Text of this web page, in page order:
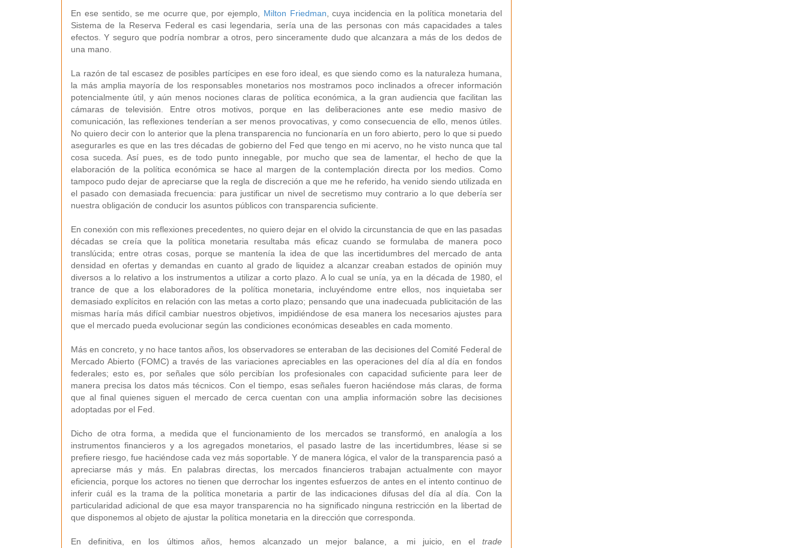
En ese sentido, se me ocurre que, por ejemplo, Milton Friedman , cuya incidencia en la política monetaria del
Sistema de la Reserva Federal es casi legendaria, sería una de las personas con más capacidades a tales
efectos. Y seguro que podría nombrar a otros, pero sinceramente dudo que alcanzara a más de los dedos de
una mano.
La razón de tal escasez de posibles partícipes en ese foro ideal, es que siendo como es la naturaleza humana,
la más amplia mayoría de los responsables monetarios nos mostramos poco inclinados a ofrecer información
potencialmente útil, y aún menos nociones claras de política económica, a la gran audiencia que facilitan las
cámaras de televisión. Entre otros motivos, porque en las deliberaciones ante ese medio masivo de
comunicación, las reflexiones tenderían a ser menos provocativas, y como consecuencia de ello, menos útiles.
No quiero decir con lo anterior que la plena transparencia no funcionaría en un foro abierto, pero lo que si puedo
asegurarles es que en las tres décadas de gobierno del Fed que tengo en mi acervo, no he visto nunca que tal
cosa suceda. Así pues, es de todo punto innegable, por mucho que sea de lamentar, el hecho de que la
elaboración de la política económica se hace al margen de la contemplación directa por los medios. Como
tampoco pudo dejar de apreciarse que la regla de discreción a que me he referido, ha venido siendo utilizada en
el pasado con demasiada frecuencia: para justificar un nivel de secretismo muy contrario a lo que debería ser
nuestra obligación de conducir los asuntos públicos con transparencia suficiente.
En conexión con mis reflexiones precedentes, no quiero dejar en el olvido la circunstancia de que en las pasadas
décadas se creía que la política monetaria resultaba más eficaz cuando se formulaba de manera poco
translúcida; entre otras cosas, porque se mantenía la idea de que las incertidumbres del mercado de anta
densidad en ofertas y demandas en cuanto al grado de liquidez a alcanzar creaban estados de opinión muy
diversos a lo relativo a los instrumentos a utilizar a corto plazo. A lo cual se unía, ya en la década de 1980, el
trance de que a los elaboradores de la política monetaria, incluyéndome entre ellos, nos inquietaba ser
demasiado explícitos en relación con las metas a corto plazo; pensando que una inadecuada publicitación de las
mismas haría más difícil cambiar nuestros objetivos, impidiéndose de esa manera los necesarios ajustes para
que el mercado pueda evolucionar según las condiciones económicas deseables en cada momento.
Más en concreto, y no hace tantos años, los observadores se enteraban de las decisiones del Comité Federal de
Mercado Abierto (FOMC) a través de las variaciones apreciables en las operaciones del día al día en fondos
federales; esto es, por señales que sólo percibían los profesionales con capacidad suficiente para leer de
manera precisa los datos más técnicos. Con el tiempo, esas señales fueron haciéndose más claras, de forma
que al final quienes siguen el mercado de cerca cuentan con una amplia información sobre las decisiones
adoptadas por el Fed.
Dicho de otra forma, a medida que el funcionamiento de los mercados se transformó, en analogía a los
instrumentos financieros y a los agregados monetarios, el pasado lastre de las incertidumbres, léase si se
prefiere riesgo, fue haciéndose cada vez más soportable. Y de manera lógica, el valor de la transparencia pasó a
apreciarse más y más. En palabras directas, los mercados financieros trabajan actualmente con mayor
eficiencia, porque los actores no tienen que derrochar los ingentes esfuerzos de antes en el intento continuo de
inferir cuál es la trama de la política monetaria a partir de las indicaciones difusas del día al día. Con la
particularidad adicional de que esa mayor transparencia no ha significado ninguna restricción en la libertad de
que disponemos al objeto de ajustar la política monetaria en la dirección que corresponda.
En definitiva, en los últimos años, hemos alcanzado un mejor balance, a mi juicio, en el trade